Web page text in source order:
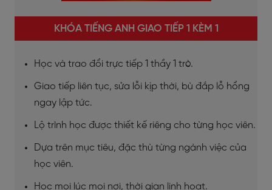
KHÓA TIẾNG ANH GIAO TIẾP 1 KÈM 1
Học và trao đổi trực tiếp 1 thầy 1 trò.
Giao tiếp liên tục, sửa lỗi kịp thời, bù đắp lỗ hổng
ngay lập tức.
Lộ trình học được thiết kế riêng cho từng học viên.
Dựa trên mục tiêu, đặc thù từng ngành việc của
học viên.
Học mọi lúc mọi nơi, thời gian linh hoạt.